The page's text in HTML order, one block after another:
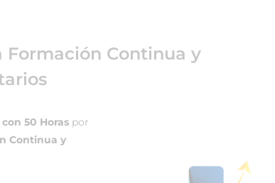
Formación Continua y
con 50 Horas por
Continua y